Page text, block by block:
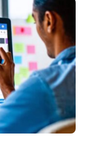
till insiktsdriven
action.